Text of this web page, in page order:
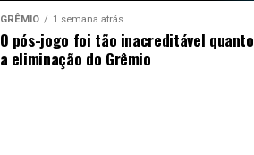
GRÊMIO 1 semana atrás
O pós-jogo foi tão inacreditável quanto
a eliminação do Grêmio